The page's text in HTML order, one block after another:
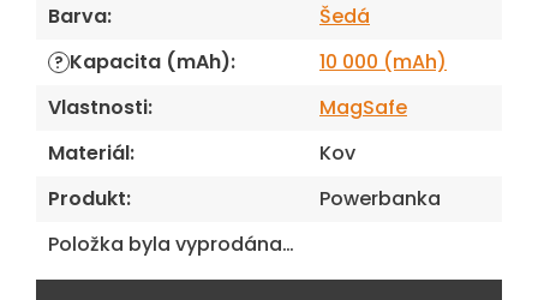
Barva: Šedá
? Kapacita (mAh):
10 000 (mAh)
Vlastnosti:
MagSafe
Materiál:
Kov
Produkt:
Powerbanka
Položka byla vyprodána…